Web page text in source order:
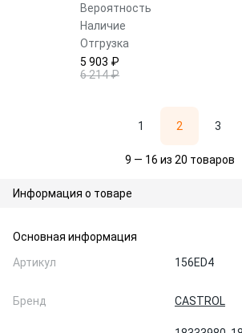
Вероятность
Наличие
Отгрузка
5 903 ₽
6 214 ₽
1 2 3
9 — 16 из 20 товаров
Информация о товаре
Основная информация
Артикул
156ED4
Бренд CASTROL